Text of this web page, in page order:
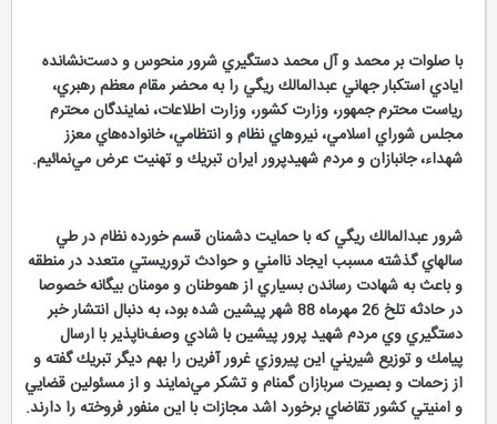
با صلوات بر محمد و آل محمد دستگيري شرور منحوس و دست‌نشانده
ايادي استكبار جهاني عبدالمالك ريگي را به محضر مقام معظم رهبري،
رياست محترم جمهور، وزارت كشور، وزارت اطلاعات، نمايندگان محترم
مجلس شوراي اسلامي، نيروهاي نظام و انتظامي، خانواده‌هاي معزز
شهداء، جانبازان و مردم شهيدپرور ايران تبريك و تهنيت عرض مي‌نمائيم.
شرور عبدالمالك ريگي كه با حمايت دشمنان قسم خورده نظام در طي
سالهاي گذشته مسبب ايجاد ناامني و حوادث تروريستي متعدد در منطقه
و باعث به شهادت رساندن بسياري از هموطنان و مومنان بيگانه خصوصا
در حادثه تلخ 26 مهرماه 88 شهر پيشين شده بود، به دنبال انتشار خبر
دستگيري وي مردم شهيد پرور پيشين با شادي وصف‌ناپذير با ارسال
پيامك و توزيع شيريني اين پيروزي غرور آفرين را بهم ديگر تبريك گفته و
از زحمات و بصيرت سربازان گمنام و تشكر مي‌نمايند و از مسئولين قضايي
و امنيتي كشور تقاضاي برخورد اشد مجازات با اين منفور فروخته را دارند.